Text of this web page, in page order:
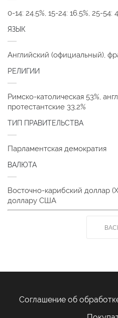
0-14: 24.5%, 15-24: 16.5%, 25-54:
ЯЗЫК
Английский (официальный),
РЕЛИГИИ
Римско-католическая 53%,
протестантские 33,2%
ТИП ПРАВИТЕЛЬСТВА
Парламентская демократия
ВАЛЮТА
Восточно-карибский доллар
доллару США
Соглашение об